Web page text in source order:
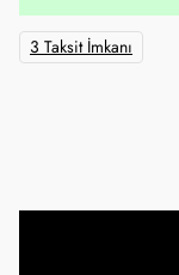
3 Taksit İmkanı